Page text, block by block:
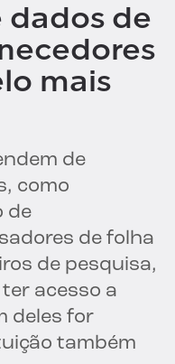
dados de
mais
de
como
de
de folha
de pesquisa,
acesso a
deles for
também